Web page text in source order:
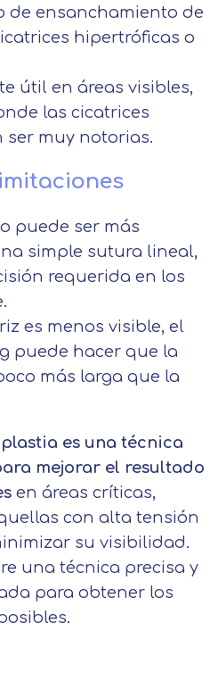
de ensanchamiento de
hipertróficas o
útil en áreas visibles,
las cicatrices
ser muy notorias.
puede ser más
simple sutura lineal,
requerida en los
es menos visible, el
puede hacer que la
más larga que la
plastia es una técnica
mejorar el resultado
en áreas críticas,
con alta tensión
su visibilidad.
una técnica precisa y
para obtener los
País
sobre
.
Haz clic aquí
de mis datos con la
en la información
sobre Protección
S.L. Finalidad
y comercial
del
cumplir con las
Acceder,
los datos, así
como se
adicional
aquí
de mis datos con la
propias y de terceros
servicios
preferencias,
de tus hábitos de
de que rechace las
asegurarle el
página web.
información en
no volveremos a